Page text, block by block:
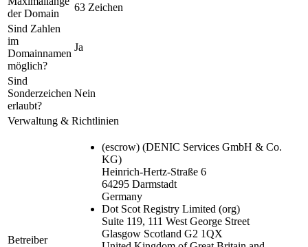
der Domain
63 Zeichen
Sind Zahlen
im
Domainnamen
möglich?
Ja
Sind
Sonderzeichen
erlaubt?
Nein
Verwaltung & Richtlinien
Betreiber
(escrow) (DENIC Services GmbH & Co.
KG)
Heinrich-Hertz-Straße 6
64295 Darmstadt
Germany
Dot Scot Registry Limited (org)
Suite 119, 111 West George Street
Glasgow Scotland G2 1QX